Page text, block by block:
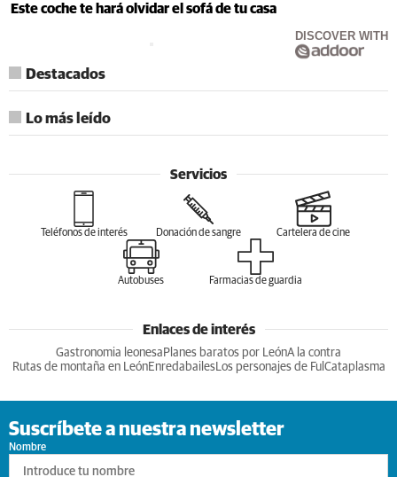
Este coche te hará olvidar el sofá de tu casa
DISCOVER WITH
Destacados
Lo más leído
Servicios
Teléfonos de interés Donación de sangre Cartelera de cine
Autobuses Farmacias de guardia
Enlaces de interés
Gastronomia leonesa Planes baratos por LeónA la contra
Rutas de montaña en LeónEnredabailesLos personajes de Ful Cataplasma
Suscríbete a nuestra newsletter
Nombre